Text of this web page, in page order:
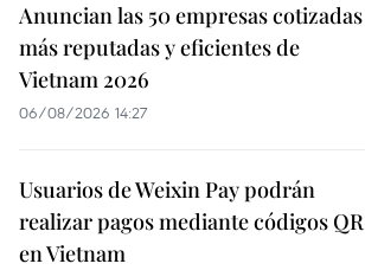
Anuncian las 50 empresas cotizadas
más reputadas y eficientes de
Vietnam 2026
06/08/2026 14:27
Usuarios de Weixin Pay podrán
realizar pagos mediante códigos QR
en Vietnam